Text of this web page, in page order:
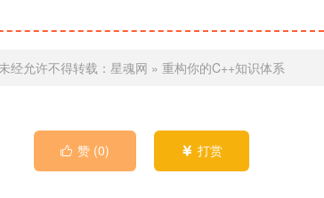
经允许不得转载： 星魂网 » 重构你的C++知识体系
 赞 (0)  打赏